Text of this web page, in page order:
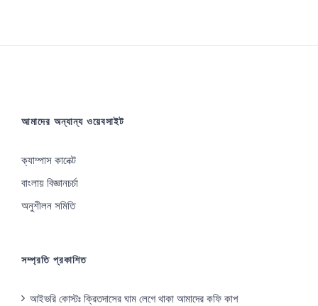
আমাদের অন্যান্য ওয়েবসাইট
ক্যাম্পাস কানেক্ট
বাংলায় বিজ্ঞানচর্চা
অনুশীলন সমিতি
সম্প্রতি প্রকাশিত
আইভরি কোস্টঃ ক্রিতদাসের ঘাম লেগে থাকা আমাদের কফি কাপ